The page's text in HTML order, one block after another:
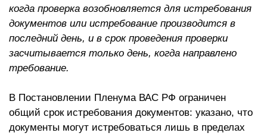
когда проверка возобновляется для истребования
документов или истребование производится в
последний день, и в срок проведения проверки
засчитывается только день, когда направлено
требование.
В Постановлении Пленума ВАС РФ ограничен
общий срок истребования документов: указано, что
документы могут истребоваться лишь в пределах